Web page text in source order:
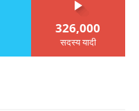
326,000
सदस्य यादी